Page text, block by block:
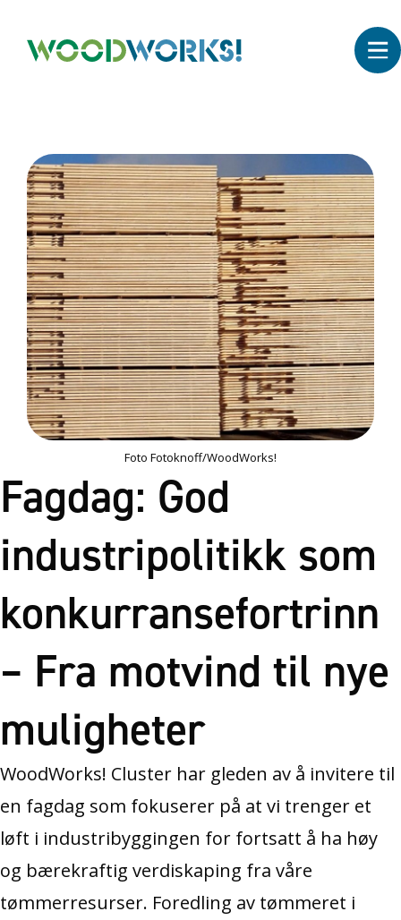
Fagdag: God
industripolitikk som
konkurransefortrinn
– Fra motvind til nye
muligheter
WoodWorks! Cluster har gleden av å invitere til
en fagdag som fokuserer på at vi trenger et
løft i industribyggingen for fortsatt å ha høy
og bærekraftig verdiskaping fra våre
tømmerresurser. Foredling av tømmeret i
Foto Fotoknoff/WoodWorks!